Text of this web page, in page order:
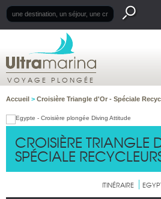
VOYAGE PLONGÉE
Accueil > Croisière Triangle d'Or - Spéciale
CROISIÈRE TRIANGLE
SPÉCIALE
ITINÉRAIRE